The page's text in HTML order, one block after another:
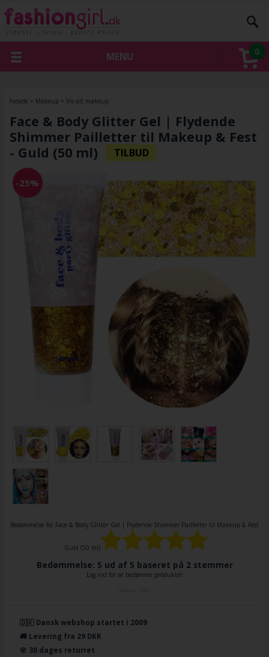
0
MENU
Forside » Makeup» Vis alt makeup
Face & Body Glitter Gel | Flydende
Shimmer Pailletter til Makeup & Fest
- Guld (50 ml)
-25%
Bedømmelse for Face & Body Glitter Gel | Flydende Shimmer Pailletter til Makeup & Fest
- Guld (50 ml)
Bedømmelse: 5 ud af 5 baseret på 2stemmer
Log ind for at bedømme produktet
🇩🇰 Dansk webshop startet i 2009
🚚 Levering fra 29 DKK
🌸 30 dages returret